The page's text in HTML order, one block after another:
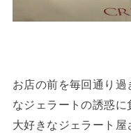
お店の前を毎回通り
なジェラートの誘惑
大好きなジェラート屋